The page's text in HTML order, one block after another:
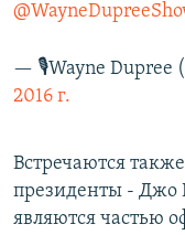
— 🎙Wayne Dupree
2016 г.
Встречаются
президенты - Джо
являются частью